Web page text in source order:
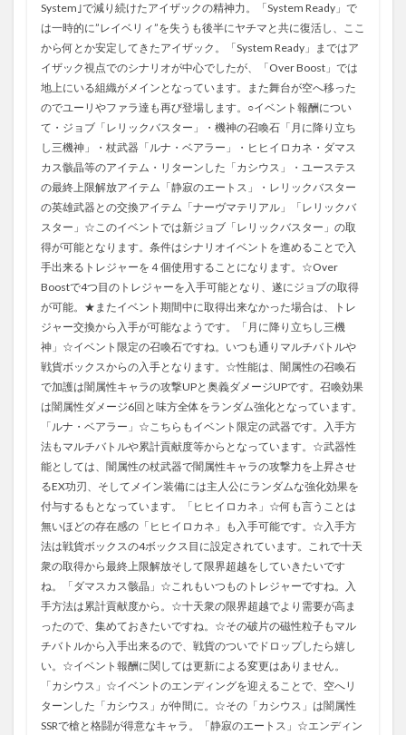
System｣で減り続けたアイザックの精神力。「System Ready」で
は一時的に”レイベリィ”を失うも後半にヤチマと共に復活し、ここ
から何とか安定してきたアイザック。「System Ready」まではア
イザック視点でのシナリオが中心でしたが、「Over Boost」では
地上にいる組織がメインとなっています。また舞台が空へ移った
のでユーリやファラ達も再び登場します。○イベント報酬につい
て・ジョブ「レリックバスター」・機神の召喚石「月に降り立ち
し三機神」・杖武器「ルナ・ベアラー」・ヒヒイロカネ・ダマス
カス骸晶等のアイテム・リターンした「カシウス」・ユーステス
の最終上限解放アイテム「静寂のエートス」・レリックバスター
の英雄武器との交換アイテム「ナーヴマテリアル」「レリックバ
スター」☆このイベントでは新ジョブ「レリックバスター」の取
得が可能となります。条件はシナリオイベントを進めることで入
手出来るトレジャーを４個使用することになります。☆Over
Boostで4つ目のトレジャーを入手可能となり、遂にジョブの取得
が可能。★またイベント期間中に取得出来なかった場合は、トレ
ジャー交換から入手が可能なようです。「月に降り立ちし三機
神」☆イベント限定の召喚石ですね。いつも通りマルチバトルや
戦貨ボックスからの入手となります。☆性能は、闇属性の召喚石
で加護は闇属性キャラの攻撃UPと奥義ダメージUPです。召喚効果
は闇属性ダメージ6回と味方全体をランダム強化となっています。
「ルナ・ベアラー」☆こちらもイベント限定の武器です。入手方
法もマルチバトルや累計貢献度等からとなっています。☆武器性
能としては、闇属性の杖武器で闇属性キャラの攻撃力を上昇させ
るEX功刃、そしてメイン装備には主人公にランダムな強化効果を
付与するもとなっています。「ヒヒイロカネ」☆何も言うことは
無いほどの存在感の「ヒヒイロカネ」も入手可能です。☆入手方
法は戦貨ボックスの4ボックス目に設定されています。これで十天
衆の取得から最終上限解放そして限界超越をしていきたいです
ね。「ダマスカス骸晶」☆これもいつものトレジャーですね。入
手方法は累計貢献度から。☆十天衆の限界超越でより需要が高ま
ったので、集めておきたいですね。☆その破片の磁性粒子もマル
チバトルから入手出来るので、戦貨のついでドロップしたら嬉し
い。☆イベント報酬に関しては更新による変更はありません。
「カシウス」☆イベントのエンディングを迎えることで、空へリ
ターンした「カシウス」が仲間に。☆その「カシウス」は闇属性
SSRで槍と格闘が得意なキャラ。「静寂のエートス」☆エンディン